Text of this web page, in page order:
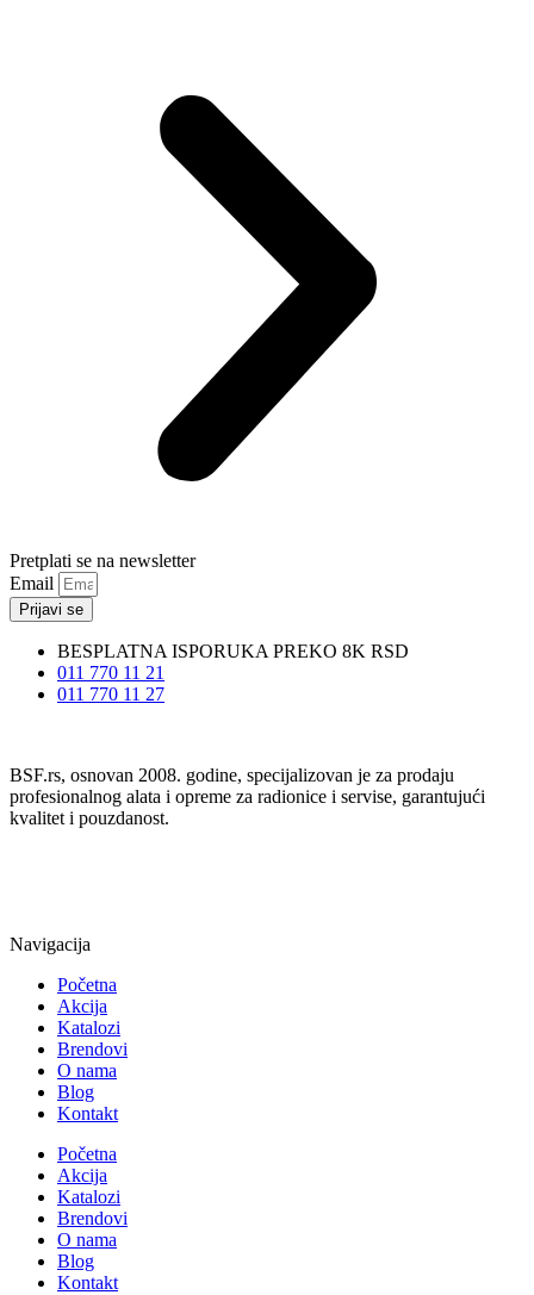
Pretplati se na newsletter
Email
Prijavi se
BESPLATNA ISPORUKA PREKO 8K RSD
011 770 11 21
011 770 11 27
BSF.rs, osnovan 2008. godine, specijalizovan je za prodaju
profesionalnog alata i opreme za radionice i servise, garantujući
kvalitet i pouzdanost.
Navigacija
Početna
Akcija
Katalozi
Brendovi
O nama
Blog
Kontakt
Početna
Akcija
Katalozi
Brendovi
O nama
Blog
Kontakt